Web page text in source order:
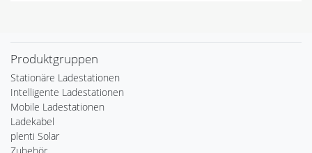
Produktgruppen
Stationäre Ladestationen
Intelligente Ladestationen
Mobile Ladestationen
Ladekabel
plenti Solar